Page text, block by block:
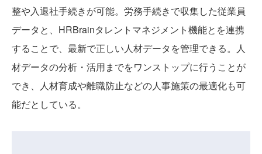
整や入退社手続きが可能。労務手続きで収集した従業員
データと、HRBrainタレントマネジメント機能とを連携
することで、最新で正しい人材データを管理できる。人
材データの分析・活用までをワンストップに行うことが
でき、人材育成や離職防止などの人事施策の最適化も可
能だとしている。